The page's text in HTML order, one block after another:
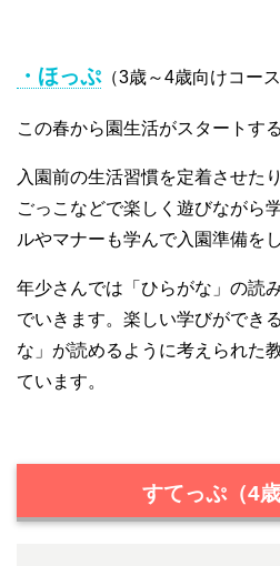
・ほっぷ（3歳～4歳向けコース
この春から園生活がスタートす
入園前の生活習慣を定着させた
ごっこなどで楽しく遊びながら
ルやマナーも学んで入園準備を
年少さんでは「ひらがな」の読
でいきます。楽しい学びができ
な」が読めるように考えられた
ています。
すてっぷ（4歳